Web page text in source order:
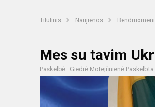
Titulinis Naujienos
Mes su tavim
Paskelbė : Giedrė Motejūnienė